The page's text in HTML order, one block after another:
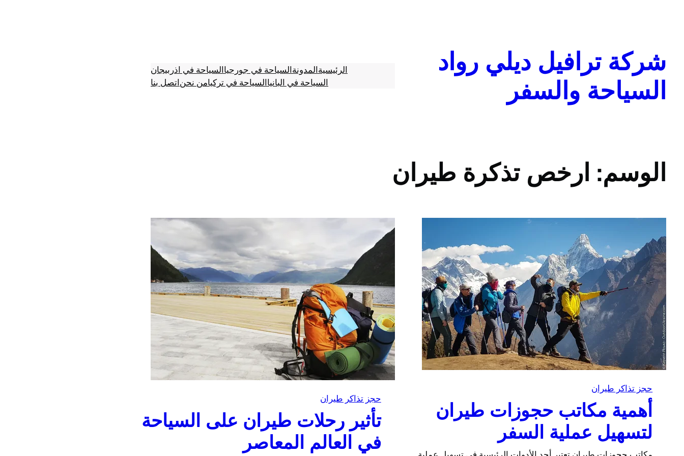
شركة ترافيل ديلي رواد
السياحة والسفر
الرئيسيةالمدونةالسياحة في جورجياالسياحة في اذربيجان
السياحة في البانياالسياحة في تركيامن نحناتصل بنا
الوسم: ارخص تذكرة طيران
حجز تذاكر طيران
أهمية مكاتب حجوزات طيران
لتسهيل عملية السفر
حجز تذاكر طيران
تأثير رحلات طيران على السياحة
في العالم المعاصر